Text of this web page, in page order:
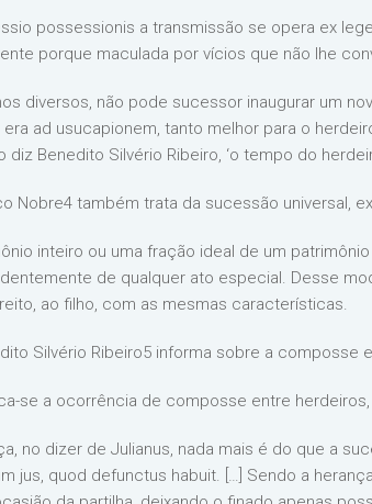
possessionis a transmissão se opera ex
porque maculada por vícios que não lhe
diversos, não pode sucessor inaugurar um
ad usucapionem, tanto melhor para o
diz Benedito Silvério Ribeiro, ‘o tempo do
Nobre4 também trata da sucessão universal,
inteiro ou uma fração ideal de um
de qualquer ato especial. Desse
ao filho, com as mesmas características.
Silvério Ribeiro5 informa sobre a composse
se a ocorrência de composse entre
no dizer de Julianus, nada mais é do que a
jus, quod defunctus habuit. […] Sendo a